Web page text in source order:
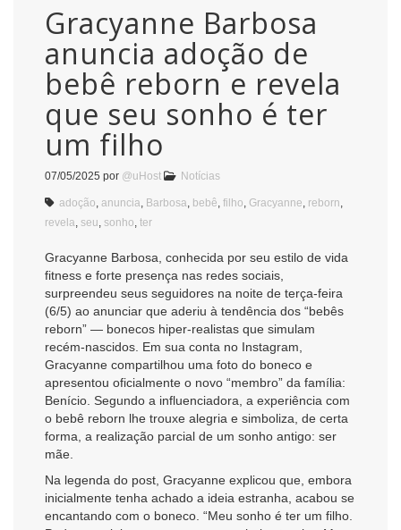
Gracyanne Barbosa
anuncia adoção de
bebê reborn e revela
que seu sonho é ter
um filho
07/05/2025 por @uHost Notícias
adoção anuncia Barbosa bebê filho Gracyanne reborn
revela seu sonho ter
Gracyanne Barbosa, conhecida por seu estilo de vida
fitness e forte presença nas redes sociais,
surpreendeu seus seguidores na noite de terça-feira
(6/5) ao anunciar que aderiu à tendência dos “bebês
reborn” — bonecos hiper-realistas que simulam
recém-nascidos. Em sua conta no Instagram,
Gracyanne compartilhou uma foto do boneco e
apresentou oficialmente o novo “membro” da família:
Benício. Segundo a influenciadora, a experiência com
o bebê reborn lhe trouxe alegria e simboliza, de certa
forma, a realização parcial de um sonho antigo: ser
mãe.
Na legenda do post, Gracyanne explicou que, embora
inicialmente tenha achado a ideia estranha, acabou se
encantando com o boneco. “Meu sonho é ter um filho.